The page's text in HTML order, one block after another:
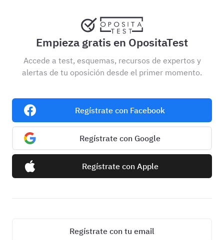
Empieza gratis en OpositaTest
Accede a test, esquemas, recursos de expertos y
alertas de tu oposición desde el primer momento.
Regístrate con Facebook
Regístrate con Google
Regístrate con Apple
Regístrate con tu email